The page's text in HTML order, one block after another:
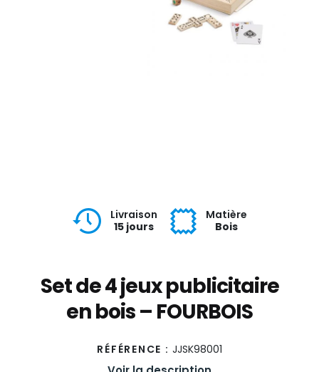
Livraison
15 jours
Matière
Bois
Set de 4 jeux publicitaire
en bois – FOURBOIS
RÉFÉRENCE : JJSK98001